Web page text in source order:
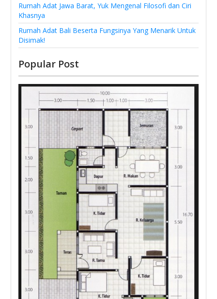
Rumah Adat Jawa Barat, Yuk Mengenal Filosofi dan Ciri
Khasnya
Rumah Adat Bali Beserta Fungsinya Yang Menarik Untuk
Disimak!
Popular Post